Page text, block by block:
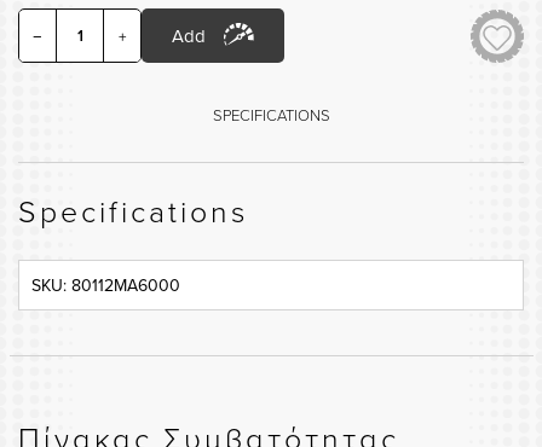
− + Add
SPECIFICATIONS
Specifications
SKU: 80112MA6000
Πίνακας Συμβατότητας